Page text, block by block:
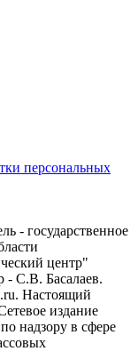
персональных
- государственное
центр"
- С.В. Басалаев.
Настоящий
издание
надзору в сфере